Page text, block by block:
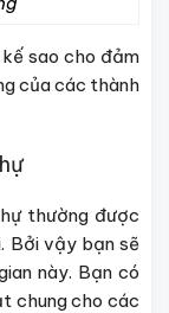
sao cho đảm
của các thành
thường được
Bởi vậy bạn sẽ
này. Bạn có
chung cho các